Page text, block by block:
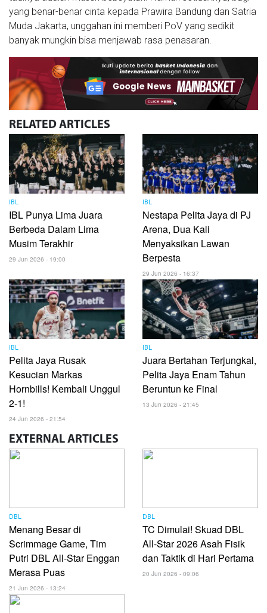
yang benar-benar cinta kepada Prawira Bandung dan Satria
Muda Jakarta, unggahan ini memberi PoV yang sedikit
banyak mungkin bisa menjawab rasa penasaran.
RELATED ARTICLES
IBL
IBL Punya Lima Juara
Berbeda Dalam Lima
Musim Terakhir
29 Jun 2026 - 19:00
IBL
Nestapa Pelita Jaya di PJ
Arena, Dua Kali
Menyaksikan Lawan
Berpesta
29 Jun 2026 - 16:37
IBL
Pelita Jaya Rusak
Kesucian Markas
Hornbills! Kembali Unggul
2-1!
24 Jun 2026 - 21:54
IBL
Juara Bertahan Terjungkal,
Pelita Jaya Enam Tahun
Beruntun ke Final
13 Jun 2026 - 21:45
EXTERNAL ARTICLES
DBL
Menang Besar di
Scrimmage Game, Tim
Putri DBL All-Star Enggan
Merasa Puas
21 Jun 2026 - 13:24
DBL
TC Dimulai! Skuad DBL
All-Star 2026 Asah Fisik
dan Taktik di Hari Pertama
20 Jun 2026 - 09:06